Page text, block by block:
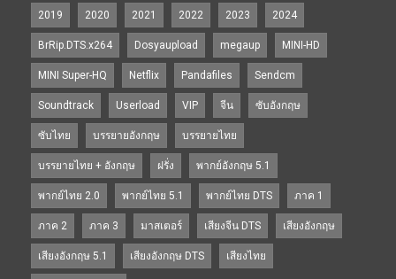
2019 2020 2021 2022 2023 2024
BrRip.DTS.x264 Dosyaupload megaup MINI-HD
MINI Super-HQ Netflix Pandafiles Sendcm
Soundtrack Userload VIP จีน ซับอังกฤษ
ซับไทย บรรยายอังกฤษ บรรยายไทย
บรรยายไทย + อังกฤษ ฝรั่ง พากย์อังกฤษ 5.1
พากย์ไทย 2.0 พากย์ไทย 5.1 พากย์ไทย DTS ภาค 1
ภาค 2 ภาค 3 มาสเตอร์ เสียงจีน DTS เสียงอังกฤษ
เสียงอังกฤษ 5.1 เสียงอังกฤษ DTS เสียงไทย